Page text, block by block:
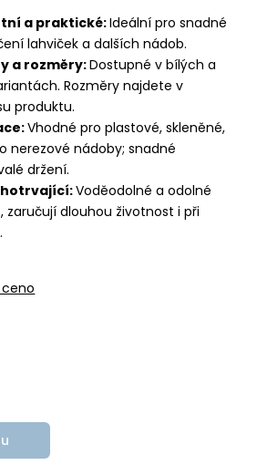
a praktické:Ideální pro snadné
lahviček a dalších nádob.
a rozměry:Dostupné v bílých a
Rozměry najdete v
produktu.
Vhodné pro plastové, skleněné,
nerezové nádoby; snadné
držení.
Voděodolné a odolné
dlouhou životnost i při